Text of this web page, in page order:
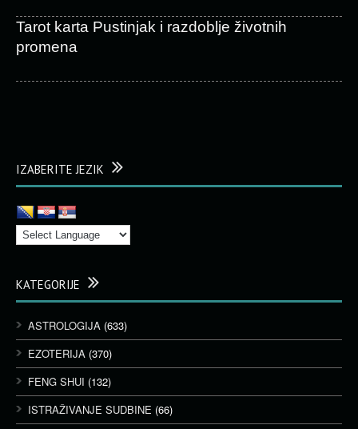
Tarot karta Pustinjak i razdoblje životnih
promena
IZABERITE JEZIK
KATEGORIJE
ASTROLOGIJA (633)
EZOTERIJA (370)
FENG SHUI (132)
ISTRAŽIVANJE SUDBINE (66)